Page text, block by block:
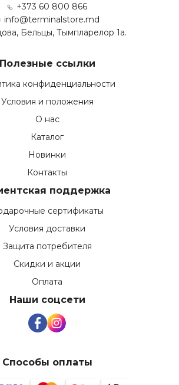
+373 60 800 866
info@terminalstore.md
Бельцы, Тымпларелор 1а.
Полезные ссылки
конфиденциальности
Условия и положения
О нас
Каталог
Новинки
Контакты
поддержка
сертификаты
Условия доставки
Защита потребителя
Скидки и акции
Оплата
Наши соцсети
Способы оплаты